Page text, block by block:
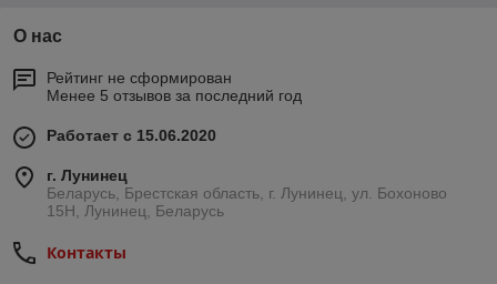
О нас
Рейтинг не сформирован
Менее 5 отзывов за последний год
Работает с 15.06.2020
г. Лунинец
Беларусь, Брестская область, г. Лунинец, ул. Бохоново
15Н, Лунинец, Беларусь
Контакты